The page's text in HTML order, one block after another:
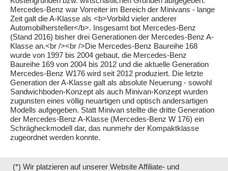
Mercedes-Benz war Vorreiter im Bereich der Minivans - lange
Zeit galt die A-Klasse als <b>Vorbild vieler anderer
Automobilhersteller</b>. Insgesamt bot Mercedes-Benz
(Stand 2016) bisher drei Generationen der Mercedes-Benz A-
Klasse an.<br /><br />Die Mercedes-Benz Baureihe 168
wurde von 1997 bis 2004 gebaut, die Mercedes-Benz
Baureihe 169 von 2004 bis 2012 und die aktuelle Generation
Mercedes-Benz W176 wird seit 2012 produziert. Die letzte
Generation der A-Klasse galt als absolute Neuerung - sowohl
Sandwichboden-Konzept als auch Minivan-Konzept wurden
zugunsten eines völlig neuartigen und optisch andersartigen
Modells aufgegeben. Statt Minivan stellte die dritte Generation
der Mercedes-Benz A-Klasse (Mercedes-Benz W 176) ein
Schrägheckmodell dar, das nunmehr der Kompaktklasse
zugeordnet werden konnte.
(*) Wir platzieren auf unserer Website Affiliate- und